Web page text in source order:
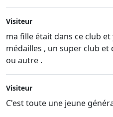
Visiteur
ma fille était dans ce club
médailles , un super club
ou autre .
Visiteur
C'est toute une jeune